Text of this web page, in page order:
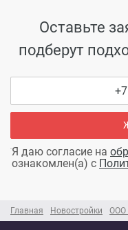
Главная Новостройки ООО
Оставьте
подберут
Я даю согласие на
ознакомлен(а) с